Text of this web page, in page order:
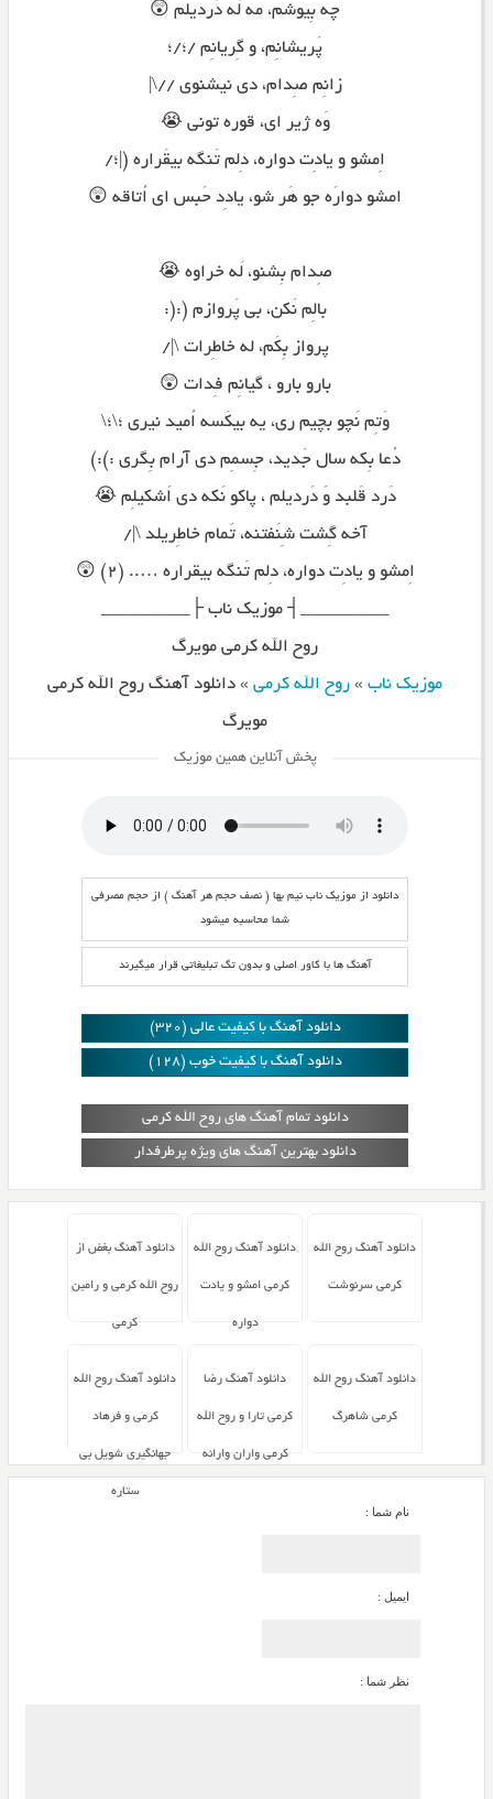
چه بِیوشم، مه لَه دَردیلم 😲
پَریشانِم، و گِریانِم /؛/؛
زانِم صِدام، دی نیشنوی //\|
وَه ژیر ای، قوره تونی 😭
اِمشو و یادِت دواره، دِلم تَنگه بیقَراره (|؛/
امشو دوارَه جو هَر شو، یادِد حَبس ای اُتاقه 😲
صِدام بِشنو، لَه خراوه 😭
بالِم نَکن، بی پَروازم (:(:
پرواز بِکَم، له خاطِرات \|/
بارو بارو ، گیانِم فِدات 😲
وَتِم نَچو بچیم ری، یه بیکَسه اُمید نیری ؛\؛\
دُعا بِکه سال جَدید، جِسمِم دی آرام بِگری :):)
دَرد قَلبد وَ دَردیلم ، پاکو نَکه دی اَشکیلِم 😭
آخه گِشت شِنَفتنه، تَمام خاطِریلد \|/
اِمشو و یادِت دواره، دِلم تَنگه بیقراره ….. (۲) 😲
_________┤ موزیک ناب ├_________
روح الله کرمی مویرگ
موزیک ناب» روح الله کرمی» دانلود آهنگ روح الله کرمی
مویرگ
پخش آنلاین همین موزیک
دانلود از موزیک ناب نیم بها ( نصف حجم هر آهنگ ) از حجم مصرفی
شما محاسبه میشود
آهنگ ها با کاور اصلی و بدون تگ تبلیغاتی قرار میگیرند
دانلود آهنگ با کیفیت عالی (320)
دانلود آهنگ با کیفیت خوب (128)
دانلود تمام آهنگ های روح الله کرمی
دانلود بهترین آهنگ های ویژه پرطرفدار
دانلود آهنگ روح الله
کرمی سرنوشت
دانلود آهنگ روح الله
کرمی امشو و یادت
دواره
دانلود آهنگ بغض از
روح الله کرمی و رامین
کرمی
دانلود آهنگ روح الله
کرمی شاهرگ
دانلود آهنگ رضا
کرمی تارا و روح الله
کرمی واران وارانه
دانلود آهنگ روح الله
کرمی و فرهاد
جهانگیری شویل بی
ستاره
نام شما :
ایمیل :
نظر شما :